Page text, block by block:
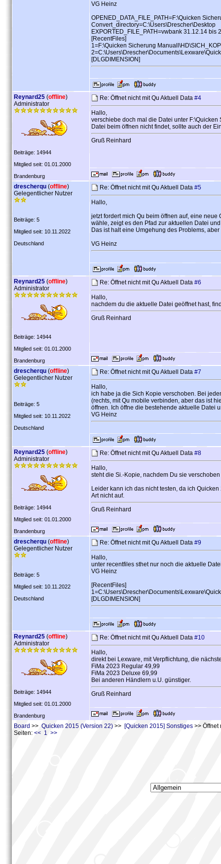
VG Heinz
OPENED_DATA_FILE_PATH=F:\Quicken
Convert_directory=C:\Users\Drescher\Desktop
EXPORTED_FILE_PATH=vwbank 31.12.14 bis
[RecentFiles]
1=F:\Quicken Sicherung
[DLGDIMENSION]
Reynard25 (offline)
Administrator
Beiträge: 14944
Mitglied seit: 01.01.2000
Brandenburg
Re: Öffnet nicht mit Qu Aktuell Data #4
Hallo,
verschiebe doch mal die Datei unter
Datei beim öffnen nicht findet, sollte auch der
Gruß Reinhard
drescherqu (offline)
Gelegentlicher Nutzer
Beiträge: 5
Mitglied seit: 10.11.2022
Deutschland
Re: Öffnet nicht mit Qu Aktuell Data #5
Hallo,
jetzt fordert mich Qu beim öffnen auf, eine
wähle, zeigt es den Pfad zur aktuellen Datei
Das ist halt eine Umgehung des Problems,
VG Heinz
Reynard25 (offline)
Administrator
Beiträge: 14944
Mitglied seit: 01.01.2000
Brandenburg
Re: Öffnet nicht mit Qu Aktuell Data #6
Hallo,
nachdem du die aktuelle Datei geöffnet hast,
Gruß Reinhard
drescherqu (offline)
Gelegentlicher Nutzer
Beiträge: 5
Mitglied seit: 10.11.2022
Deutschland
Re: Öffnet nicht mit Qu Aktuell Data #7
Hallo,
ich habe ja die Sich Kopie verschoben. Bei
(rechts, mit Qu mobile verbinden, aber das ist
öffnen. Ich öffne die bestehende aktuelle Datei
VG Heinz
Reynard25 (offline)
Administrator
Beiträge: 14944
Mitglied seit: 01.01.2000
Brandenburg
Re: Öffnet nicht mit Qu Aktuell Data #8
Hallo,
steht die Si.-Kopie, nachdem Du sie
Leider kann ich das nicht testen, da ich
Art nicht auf.
Gruß Reinhard
drescherqu (offline)
Gelegentlicher Nutzer
Beiträge: 5
Mitglied seit: 10.11.2022
Deutschland
Re: Öffnet nicht mit Qu Aktuell Data #9
Hallo,
unter recentfiles sthet nur noch die aktuelle
VG Heinz
[RecentFiles]
[DLGDIMENSION]
Reynard25 (offline)
Administrator
Beiträge: 14944
Mitglied seit: 01.01.2000
Brandenburg
Re: Öffnet nicht mit Qu Aktuell Data #10
Hallo,
direkt bei Lexware, mit Verpflichtung, die
FiMa 2023 Regular 49,99
FiMa 2023 Deluxe 69,99
Bei anderen Händlern u.U. günstiger.
Gruß Reinhard
Board >> Quicken 2015 (Version 22) >> [Quicken 2015] Sonstiges >> Öffnet
Seiten: << 1 >>